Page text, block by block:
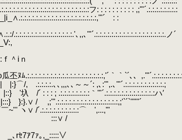
フ: : : : : : : : : : ,;'"´.:.:.:.:.:.:.:.:
: :
､,,､'"´.:.:.:.:.:.:.:.:.:.:.:.:.:.:.:.:.:.:.ノ´
＾iｎ
ﾇﾑ.:.:.:.:.:.:.:.:.:.:.:.:.:.:.:.:.:.:.:.:,'´｀｀`´､、
|:}⌒/, .:.:.:.:.､､,,,､､～～´: ,､:'",.､'"´.:.:.:.:.:.:.:.:.:.:.;
'圦 /´ : : : ; .:.:.:.:.:.:.:.:｀'"´.:.:.:.:.:.:.:.:.:.:.:.:.:ハ′
}:}.∨ / ,;'".:.:.:.:.:.:.:.:.:.:.:.:.:.:.:.:,;'`´`''""´
´￣~"' ヽ∨ /´.:.:.:.:.:.:.:.:.:.:⌒ ',...,'"
、 |:| |レ'ﾟ :::∨ /
､rｾ7ｱ7ｧ｡,_:::::∨